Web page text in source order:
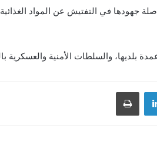
جهودها في التفتيش عن المواد
بلديها، والسلطات الأمنية والعسكرية
لينكدإن